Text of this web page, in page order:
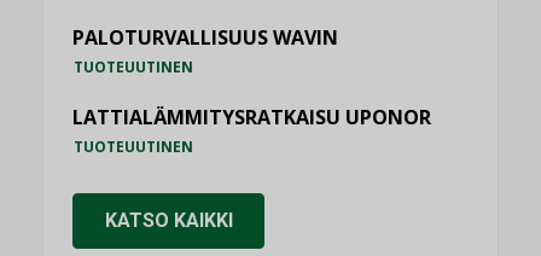
PALOTURVALLISUUS WAVIN
TUOTEUUTINEN
LATTIALÄMMITYSRATKAISU UPONOR
TUOTEUUTINEN
KATSO KAIKKI